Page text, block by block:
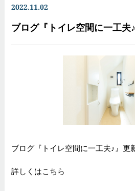
2022.11.02
ブログ『トイレ空間に一工夫
ブログ『トイレ空間に一工夫♪』更
詳しくはこちら